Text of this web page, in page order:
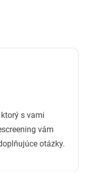
s vami
vám
otázky.